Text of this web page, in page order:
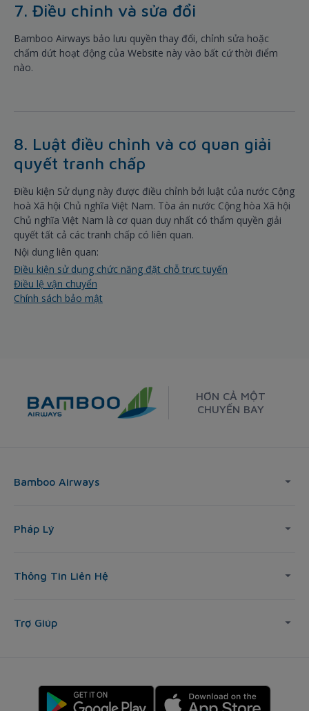
7. Điều chỉnh và sửa đổi
Bamboo Airways bảo lưu quyền thay đổi, chỉnh sửa hoặc
chấm dứt hoạt động của Website này vào bất cứ thời điểm
nào.
8. Luật điều chỉnh và cơ quan giải
quyết tranh chấp
Điều kiện Sử dụng này được điều chỉnh bởi luật của nước Cộng
hoà Xã hội Chủ nghĩa Việt Nam. Tòa án nước Cộng hòa Xã hội
Chủ nghĩa Việt Nam là cơ quan duy nhất có thẩm quyền giải
quyết tất cả các tranh chấp có liên quan.
Nội dung liên quan:
Điều kiện sử dụng chức năng đặt chỗ trực tuyến
Điều lệ vận chuyển
Chính sách bảo mật
HƠN CẢ MỘT
CHUYẾN BAY
Bamboo Airways
Pháp Lý
Thông Tin Liên Hệ
Trợ Giúp